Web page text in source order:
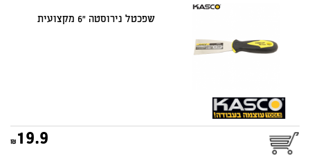
שפכטל נירוסטה "6 מקצועית
19.9